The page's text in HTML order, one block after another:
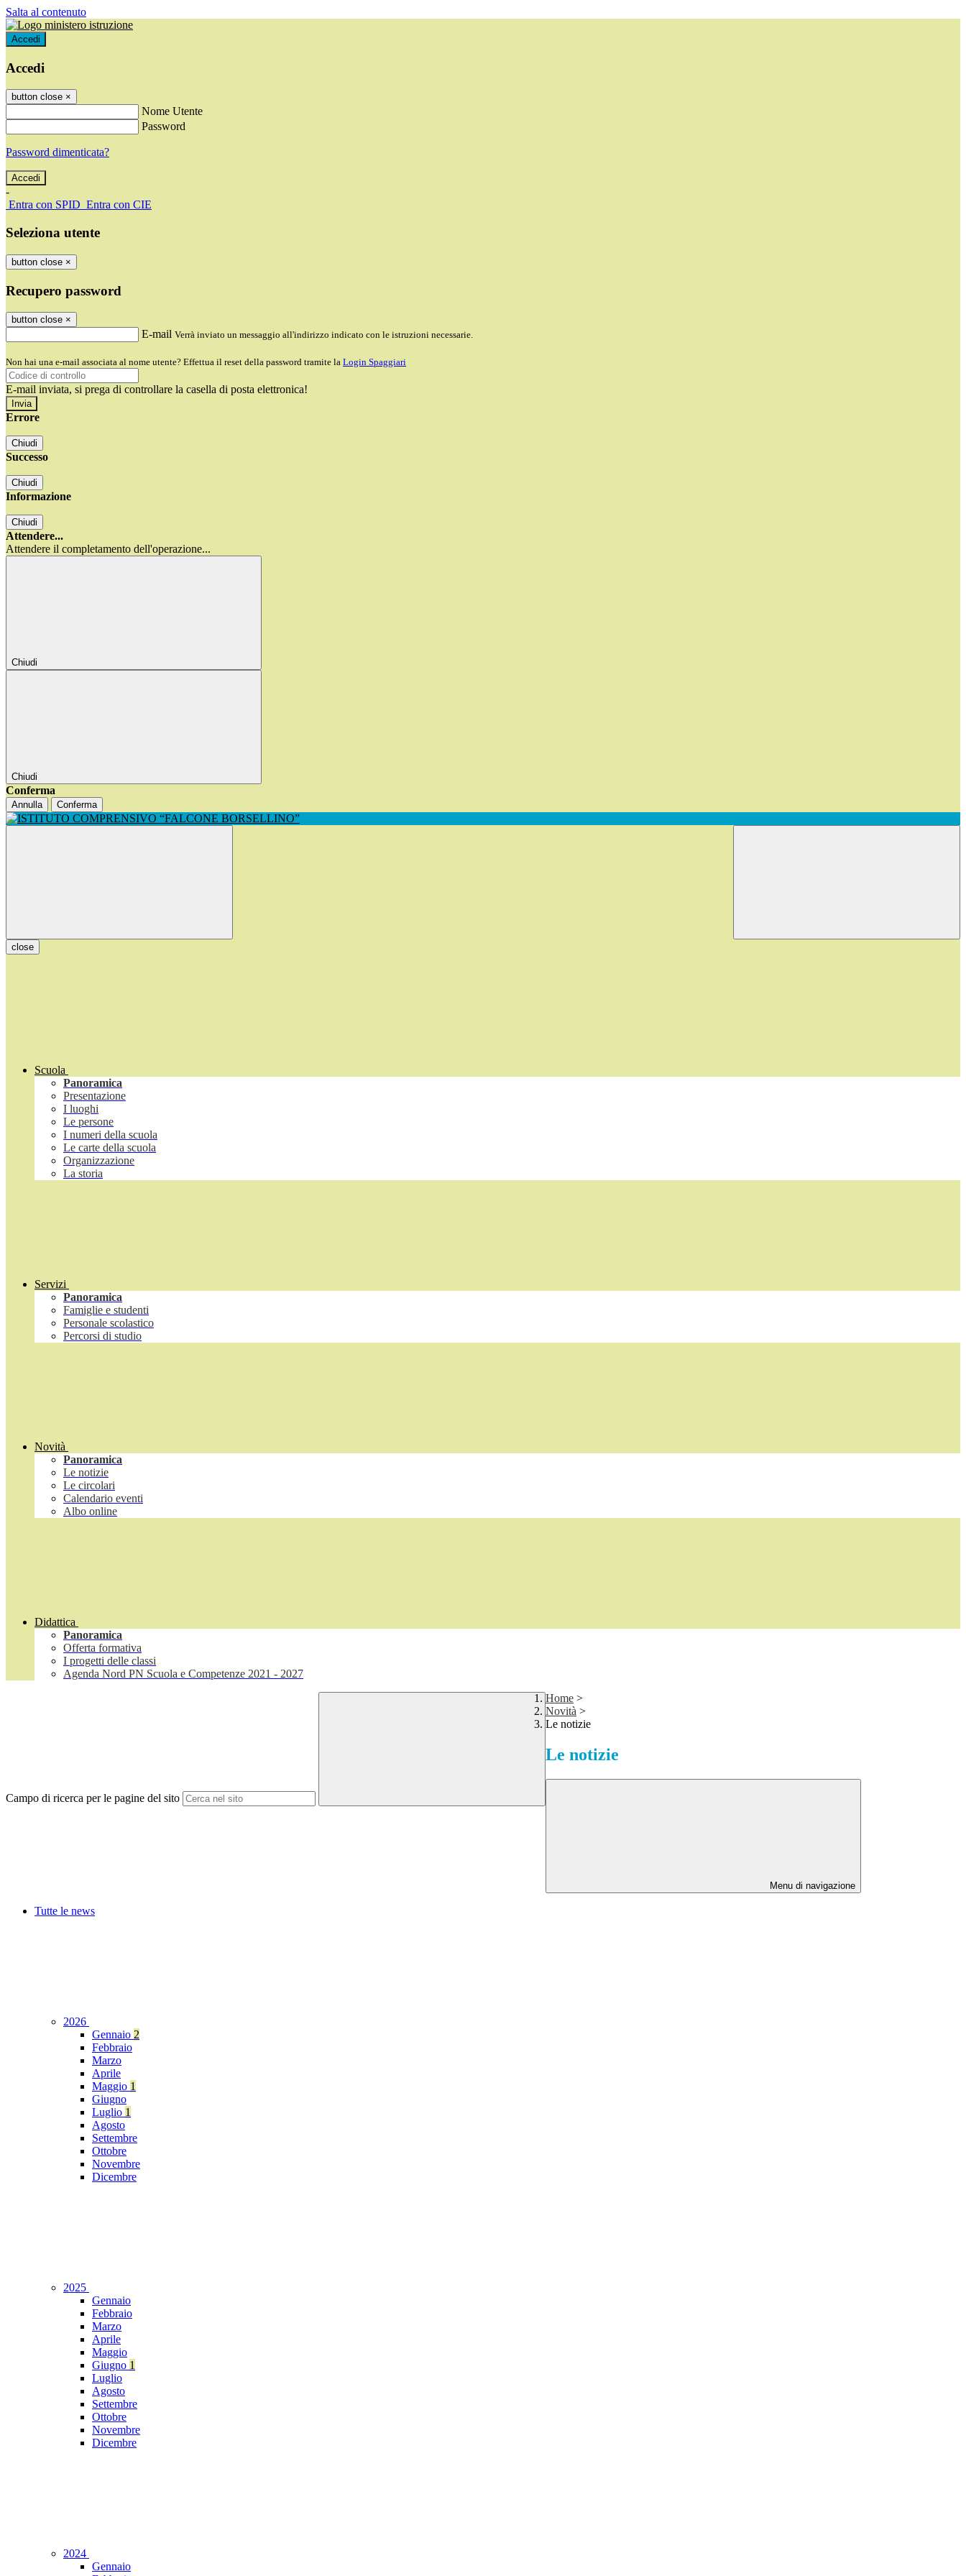
Salta al contenuto
Accedi
Accedi
button close ×
Nome Utente
Password
Password dimenticata?
-
Entra con SPID Entra con CIE
Seleziona utente
button close ×
Recupero password
button close ×
E-mail Verrà inviato un messaggio all'indirizzo indicato con le istruzioni necessarie.
Non hai una e-mail associata al nome utente? Effettua il reset della password tramite la Login Spaggiari
E-mail inviata, si prega di controllare la casella di posta elettronica!
Errore
Chiudi
Successo
Chiudi
Informazione
Chiudi
Attendere...
Attendere il completamento dell'operazione...
Chiudi
Chiudi
Conferma
Annulla Conferma
close
Scuola
Panoramica
Presentazione
I luoghi
Le persone
I numeri della scuola
Le carte della scuola
Organizzazione
La storia
Servizi
Panoramica
Famiglie e studenti
Personale scolastico
Percorsi di studio
Novità
Panoramica
Le notizie
Le circolari
Calendario eventi
Albo online
Didattica
Panoramica
Offerta formativa
I progetti delle classi
Agenda Nord PN Scuola e Competenze 2021 - 2027
Campo di ricerca per le pagine del sito
Home >
Novità >
Le notizie
Le notizie
Menu di navigazione
Tutte le news
2026
Gennaio 2
Febbraio
Marzo
Aprile
Maggio 1
Giugno
Luglio 1
Agosto
Settembre
Ottobre
Novembre
Dicembre
2025
Gennaio
Febbraio
Marzo
Aprile
Maggio
Giugno 1
Luglio
Agosto
Settembre
Ottobre
Novembre
Dicembre
2024
Gennaio